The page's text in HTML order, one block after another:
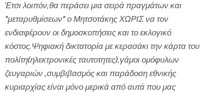
Έτσι λοιπόν,θα περάσει μια σειρά πραγμάτων και
"μεταρυθμίσεων" ο Μητσοτάκης ΧΩΡΙΣ να τον
ενδιαφέρουν οι δημοσκοπήσεις και το εκλογικό
κόστος.Ψηφιακή δικτατορία με κερασάκι την κάρτα του
πολίτη(ηλεκτρονικές ταυτοτητες),γάμοι ομόφυλων
ζευγαριών ,συμβιβασμός και παράδοση εθνικής
κυριαρχίας είναι μόνο μερικά από αυτά που μας